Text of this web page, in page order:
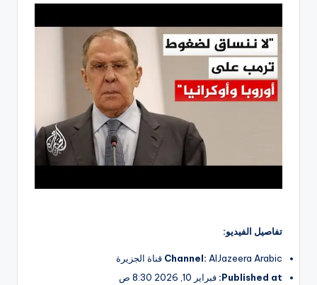
تفاصيل الفيديو:
Channel: AlJazeera Arabic قناة الجزيرة
Published at: فبراير 10, 2026 8:30 ص